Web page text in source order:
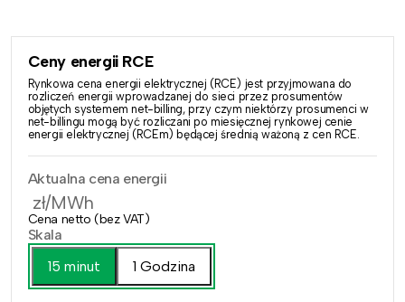
Ceny energii RCE
Rynkowa cena energii elektrycznej (RCE) jest przyjmowana do
rozliczeń energii wprowadzanej do sieci przez prosumentów
objętych systemem net-billing, przy czym niektórzy prosumenci w
net-billingu mogą być rozliczani po miesięcznej rynkowej cenie
energii elektrycznej (RCEm) będącej średnią ważoną z cen RCE.
Aktualna cena energii
zł/MWh
Cena netto (bez VAT)
Skala
15 minut
1 Godzina